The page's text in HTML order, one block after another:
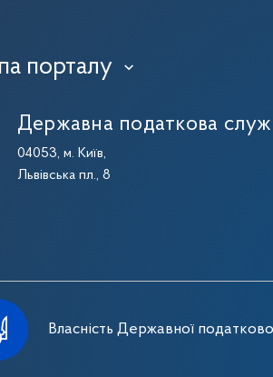
порталу ›
Державна податкова
04053, м. Київ,
Львівська пл., 8
Власність Державної